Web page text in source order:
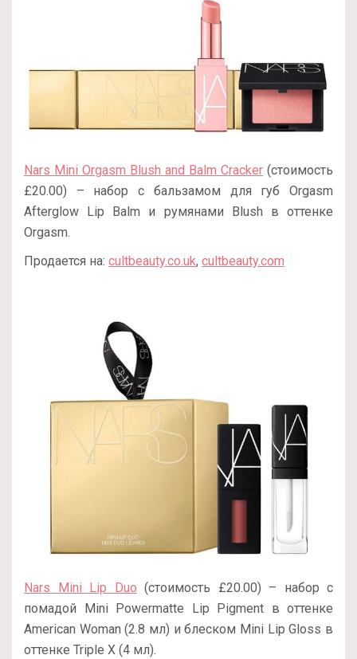
Nars Mini Orgasm Blush and Balm Cracker (стоимость
£20.00) – набор с бальзамом для губ Orgasm
Afterglow Lip Balm и румянами Blush в оттенке
Orgasm.
Продается на: cultbeauty.co.uk, cultbeauty.com
Nars Mini Lip Duo (стоимость £20.00) – набор с
помадой Mini Powermatte Lip Pigment в оттенке
American Woman (2.8 мл) и блеском Mini Lip Gloss в
оттенке Triple X (4 мл).